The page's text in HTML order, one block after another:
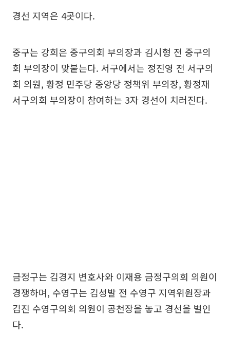
경선 지역은 4곳이다.
중구는 강희은 중구의회 부의장과 김시형 전 중구의
회 부의장이 맞붙는다. 서구에서는 정진영 전 서구의
회 의원, 황정 민주당 중앙당 정책위 부의장, 황정재
서구의회 부의장이 참여하는 3자 경선이 치러진다.
금정구는 김경지 변호사와 이재용 금정구의회 의원이
경쟁하며, 수영구는 김성발 전 수영구 지역위원장과
김진 수영구의회 의원이 공천장을 놓고 경선을 벌인
다.